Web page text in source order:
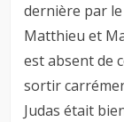
dernière par
Matthieu et
est absent de
sortir
Judas était